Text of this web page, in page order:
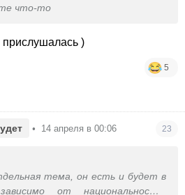
что-то
)
5
• 14 апреля в 00:06 23
тема, он есть и будет в
от национальности.